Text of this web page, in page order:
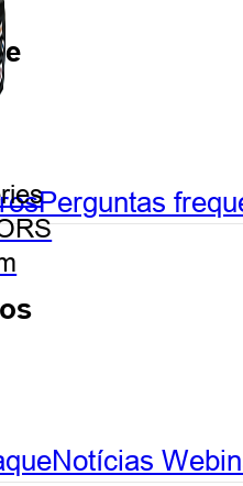
Perguntas
Notícias